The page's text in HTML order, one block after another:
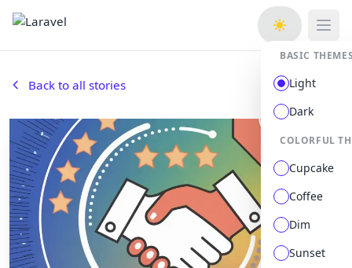
BASIC
Light
Dark
COLORFUL
Cupcake
Coffee
Dim
Sunset
Back to all stories